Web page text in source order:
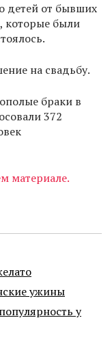
детей от бывших
которые были
на свадьбу.
браки в
372
материале.
ужины
у